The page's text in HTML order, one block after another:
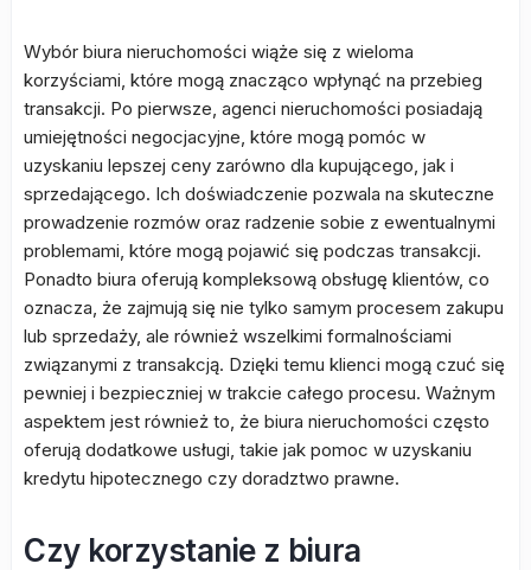
Wybór biura nieruchomości wiąże się z wieloma
korzyściami, które mogą znacząco wpłynąć na przebieg
transakcji. Po pierwsze, agenci nieruchomości posiadają
umiejętności negocjacyjne, które mogą pomóc w
uzyskaniu lepszej ceny zarówno dla kupującego, jak i
sprzedającego. Ich doświadczenie pozwala na skuteczne
prowadzenie rozmów oraz radzenie sobie z ewentualnymi
problemami, które mogą pojawić się podczas transakcji.
Ponadto biura oferują kompleksową obsługę klientów, co
oznacza, że zajmują się nie tylko samym procesem zakupu
lub sprzedaży, ale również wszelkimi formalnościami
związanymi z transakcją. Dzięki temu klienci mogą czuć się
pewniej i bezpieczniej w trakcie całego procesu. Ważnym
aspektem jest również to, że biura nieruchomości często
oferują dodatkowe usługi, takie jak pomoc w uzyskaniu
kredytu hipotecznego czy doradztwo prawne.
Czy korzystanie z biura